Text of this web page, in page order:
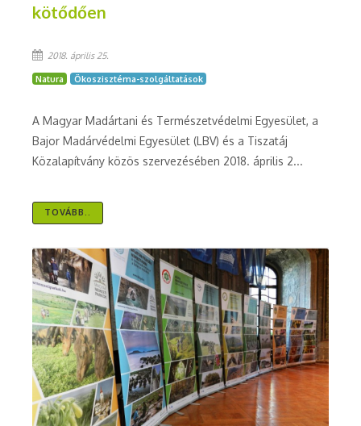
kötődően
2018. április 25.
Natura Ökoszisztéma-szolgáltatások
A Magyar Madártani és Természetvédelmi Egyesület, a
Bajor Madárvédelmi Egyesület (LBV) és a Tiszatáj
Közalapítvány közös szervezésében 2018. április 2...
TOVÁBB..